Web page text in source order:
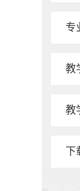
专
教
教